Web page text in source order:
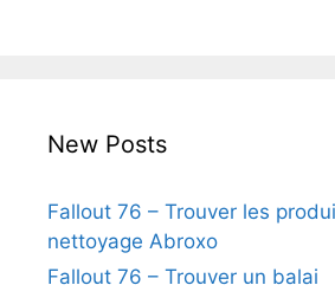
New Posts
Fallout 76 – Trouver les
nettoyage Abroxo
Fallout 76 – Trouver un balai